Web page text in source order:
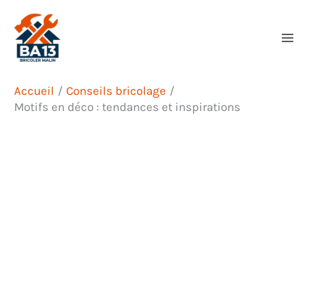
contenu
Accueil
Conseils bricolage
Motifs en déco : tendances et inspirations
Rechercher